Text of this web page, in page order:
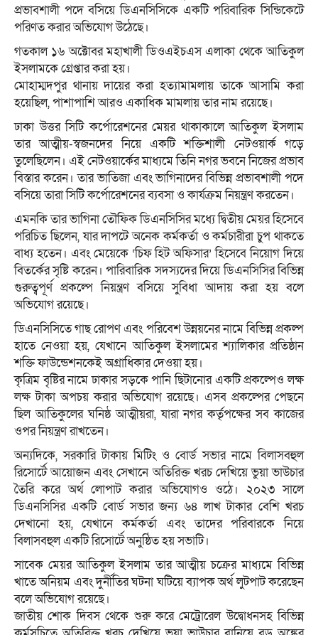
প্রভাবশালী পদে বসিয়ে ডিএনসিসিকে একটি পরিবারিক সিন্ডিকেটে
পরিণত করার অভিযোগ উঠেছে।
গতকাল ১৬ অক্টোবর মহাখালী ডিওএইচএস এলাকা থেকে আতিকুল
ইসলামকে গ্রেপ্তার করা হয়।
মোহাম্মদপুর থানায় দায়ের করা হত্যামামলায় তাকে আসামি করা
হয়েছিল, পাশাপাশি আরও একাধিক মামলায় তার নাম রয়েছে।
ঢাকা উত্তর সিটি কর্পোরেশনের মেয়র থাকাকালে আতিকুল ইসলাম
তার আত্মীয়-স্বজনদের নিয়ে একটি শক্তিশালী নেটওয়ার্ক গড়ে
তুলেছিলেন। এই নেটওয়ার্কের মাধ্যমে তিনি নগর ভবনে নিজের প্রভাব
বিস্তার করেন। তার ভাতিজা এবং ভাগিনাদের বিভিন্ন প্রভাবশালী পদে
বসিয়ে তারা সিটি কর্পোরেশনের ব্যবসা ও কার্যক্রম নিয়ন্ত্রণ করতেন।
এমনকি তার ভাগিনা তৌফিক ডিএনসিসির মধ্যে দ্বিতীয় মেয়র হিসেবে
পরিচিত ছিলেন, যার দাপটে অনেক কর্মকর্তা ও কর্মচারীরা চুপ থাকতে
বাধ্য হতেন। এবং মেয়েকে ‘চিফ হিট অফিসার’ হিসেবে নিয়োগ দিয়ে
বিতর্কের সৃষ্টি করেন। পারিবারিক সদস্যদের দিয়ে ডিএনসিসির বিভিন্ন
গুরুত্বপূর্ণ প্রকল্পে নিয়ন্ত্রণ বসিয়ে সুবিধা আদায় করা হয় বলে
অভিযোগ রয়েছে।
ডিএনসিসিতে গাছ রোপণ এবং পরিবেশ উন্নয়নের নামে বিভিন্ন প্রকল্প
হাতে নেওয়া হয়, যেখানে আতিকুল ইসলামের শ্যালিকার প্রতিষ্ঠান
শক্তি ফাউন্ডেশনকেই অগ্রাধিকার দেওয়া হয়।
কৃত্রিম বৃষ্টির নামে ঢাকার সড়কে পানি ছিটানোর একটি প্রকল্পেও লক্ষ
লক্ষ টাকা অপচয় করার অভিযোগ রয়েছে। এসব প্রকল্পের পেছনে
ছিল আতিকুলের ঘনিষ্ঠ আত্মীয়রা, যারা নগর কর্তৃপক্ষের সব কাজের
ওপর নিয়ন্ত্রণ রাখতেন।
অন্যদিকে, সরকারি টাকায় মিটিং ও বোর্ড সভার নামে বিলাসবহুল
রিসোর্টে আয়োজন এবং সেখানে অতিরিক্ত খরচ দেখিয়ে ভুয়া ভাউচার
তৈরি করে অর্থ লোপাট করার অভিযোগও ওঠে। ২০২৩ সালে
ডিএনসিসির একটি বোর্ড সভার জন্য ৬৪ লাখ টাকার বেশি খরচ
দেখানো হয়, যেখানে কর্মকর্তা এবং তাদের পরিবারকে নিয়ে
বিলাসবহুল একটি রিসোর্টে অনুষ্ঠিত হয় সভাটি।
সাবেক মেয়র আতিকুল ইসলাম তার আত্মীয় চক্রের মাধ্যমে বিভিন্ন
খাতে অনিয়ম এবং দুর্নীতির ঘটনা ঘটিয়ে ব্যাপক অর্থ লুটপাট করেছেন
বলে অভিযোগ রয়েছে।
জাতীয় শোক দিবস থেকে শুরু করে মেট্রোরেল উদ্বোধনসহ বিভিন্ন